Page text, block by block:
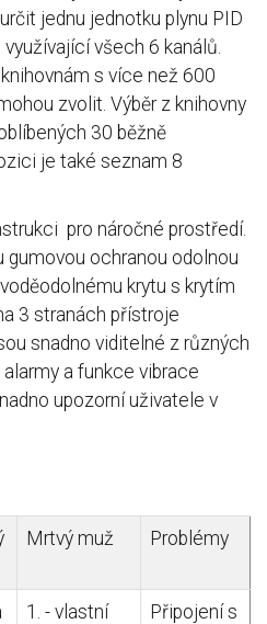
jednu jednotku plynu PID
všech 6 kanálů.
s více než 600
zvolit. Výběr z knihovny
30 běžně
je také seznam 8
pro náročné prostředí.
gumovou ochranou odolnou
krytu s krytím
3 stranách přístroje
snadno viditelné z různých
a funkce vibrace
upozorní uživatele v
Mrtvý muž Problémy
1. - vlastní
Připojení s